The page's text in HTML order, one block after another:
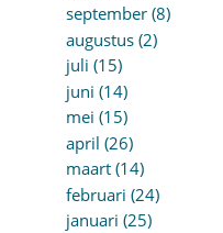
september (8)
augustus (2)
juli (15)
juni (14)
mei (15)
april (26)
maart (14)
februari (24)
januari (25)